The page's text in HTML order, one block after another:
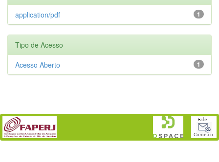
1
application/pdf
Tipo de Acesso
1
Acesso Aberto